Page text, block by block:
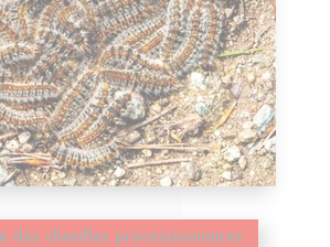
des chenilles processionnaires